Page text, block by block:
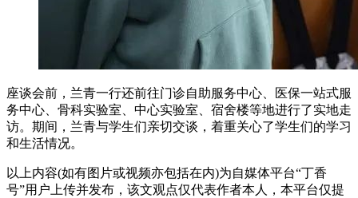
座谈会前，兰青一行还前往门诊自助服务中心、医保一站式服
务中心、骨科实验室、中心实验室、宿舍楼等地进行了实地走
访。期间，兰青与学生们亲切交谈，着重关心了学生们的学习
和生活情况。
以上内容(如有图片或视频亦包括在内)为自媒体平台“丁香
号”用户上传并发布，该文观点仅代表作者本人，本平台仅提